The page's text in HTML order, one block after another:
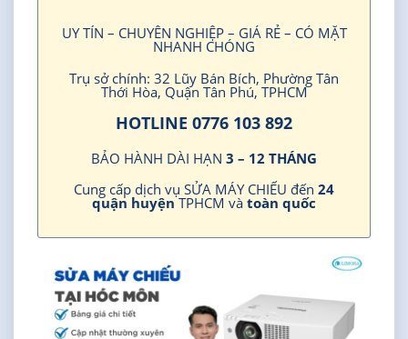
UY TÍN – CHUYÊN NGHIỆP – GIÁ RẺ – CÓ MẶT
NHANH CHÓNG
Trụ sở chính: 32 Lũy Bán Bích, Phường Tân
Thới Hòa, Quận Tân Phú, TPHCM
HOTLINE 0776 103 892
BẢO HÀNH DÀI HẠN 3 – 12 THÁNG
Cung cấp dịch vụ SỬA MÁY CHIẾU đến 24
quận huyệnTPHCM và toàn quốc